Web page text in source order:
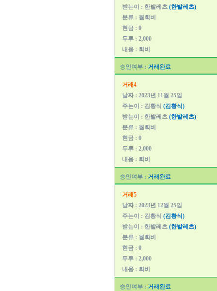
받는이 : 한밭레츠 (한밭레츠)
분류 : 월회비
현금 : 0
두루 : 2,000
내용 : 회비
승인여부 : 거래완료
거래4
날짜 : 2023년 11월 25일
주는이 : 김황식 (김황식)
받는이 : 한밭레츠 (한밭레츠)
분류 : 월회비
현금 : 0
두루 : 2,000
내용 : 회비
승인여부 : 거래완료
거래5
날짜 : 2023년 12월 25일
주는이 : 김황식 (김황식)
받는이 : 한밭레츠 (한밭레츠)
분류 : 월회비
현금 : 0
두루 : 2,000
내용 : 회비
승인여부 : 거래완료